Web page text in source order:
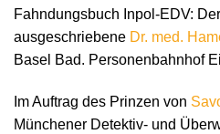
Fahndungsbuch Inpol-EDV:
ausgeschriebene Dr. med.
Basel Bad. Personenbahnhof
Im Auftrag des Prinzen von
Münchener Detektiv- und